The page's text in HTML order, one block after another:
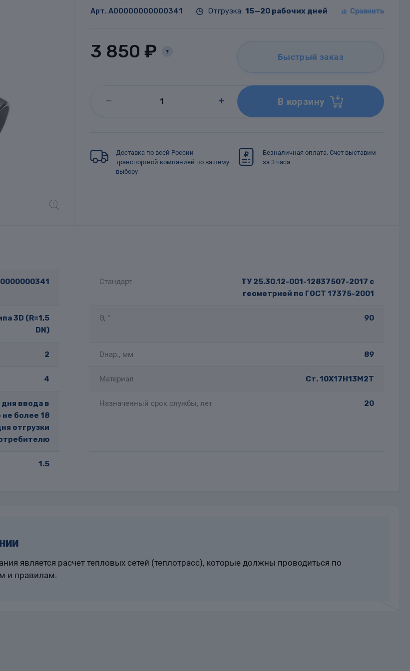
Арт. A00000000000341 Отгрузка: 15—20 рабочих дней
3 850 ₽ ? Быстрый заказ
В корзину
Доставка по всей России
транспортной компанией по вашему
выбору
Безналичная оплата. Счет выставим
за 3 часа
Стандарт
ТУ 25.30.12-001-12837507-2017 с
геометрией по ГОСТ 17375-2001
3D (R=1,5
DN)
Θ, ° 90
2 Dнар., мм 89
4 Материал Ст. 10Х17Н13М2Т
ввода в
более 18
отгрузки
Назначенный срок службы, лет 20
1.5
является расчет тепловых сетей (теплотрасс), которые должны проводиться по
и правилам.